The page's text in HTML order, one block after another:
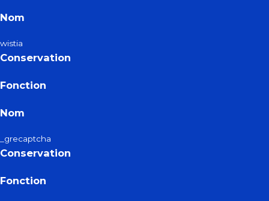
Nom
wistia
Conservation
Fonction
Nom
_grecaptcha
Conservation
Fonction